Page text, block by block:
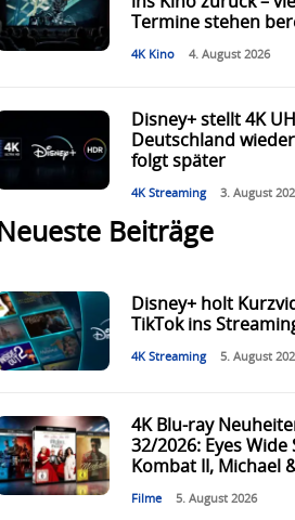
Termine stehen
4K Kino 4. August 2026
Disney+ stellt 4K
Deutschland
folgt später
4K Streaming 3. August
Neueste Beiträge
Disney+ holt
TikTok ins
4K Streaming 5. August
4K Blu-ray
32/2026: Eyes Wide
Kombat II, Michael
Filme 5. August 2026